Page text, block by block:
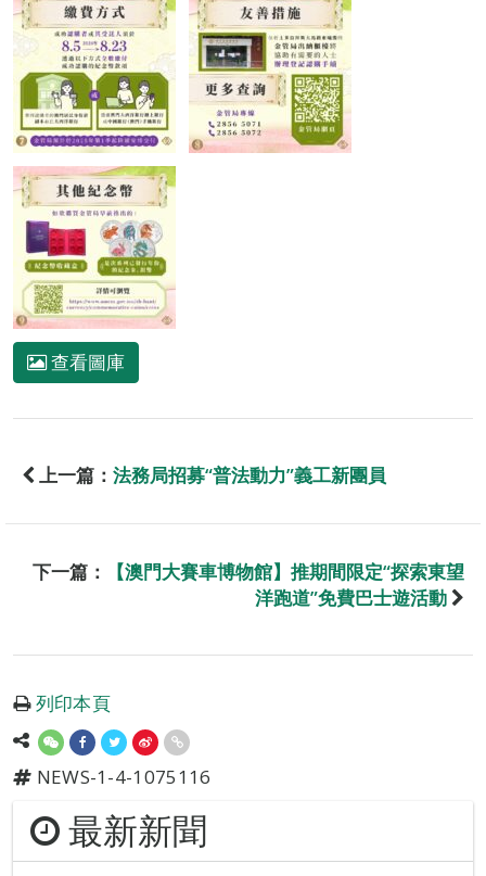
查看圖庫
上一篇： 法務局招募“普法動力”義工新團員
下一篇：
【澳門大賽車博物館】推期間限定“探索東望
洋跑道”免費巴士遊活動
列印本頁
NEWS-1-4-1075116
最新新聞